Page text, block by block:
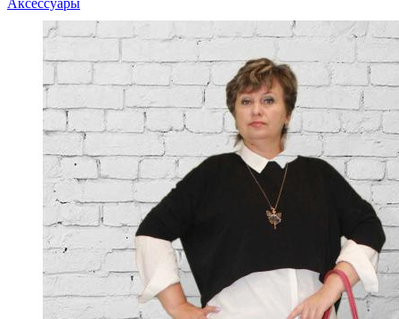
Аксессуары